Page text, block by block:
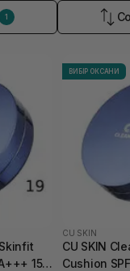
1
15 г
ВИБІР ОКСАНИ
CU SKIN
CU SKIN
Cushion